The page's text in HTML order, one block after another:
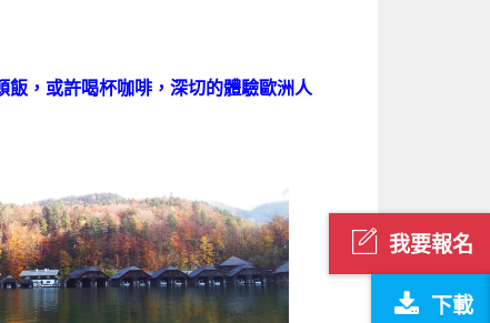
我要報名
下載
，或許喝杯咖啡，深切的體驗歐洲人